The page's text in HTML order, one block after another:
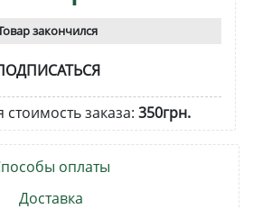
закончился
заказа: 350грн.
оплаты
Доставка